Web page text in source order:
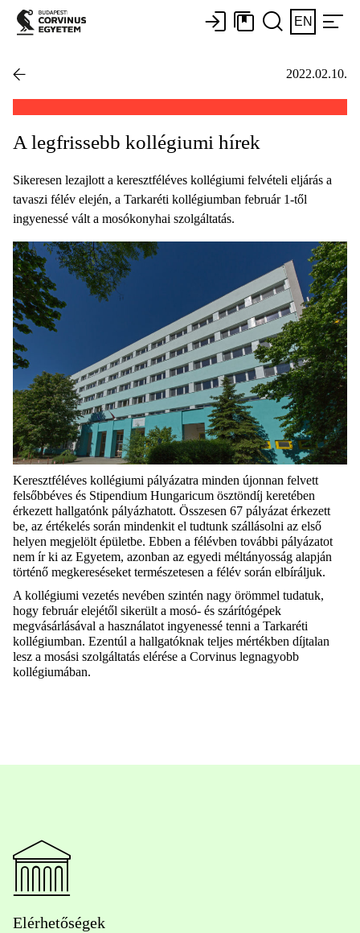
EN
2022.02.10.
A legfrissebb kollégiumi hírek
Sikeresen lezajlott a keresztféléves kollégiumi felvételi eljárás a
tavaszi félév elején, a Tarkaréti kollégiumban február 1-től
ingyenessé vált a mosókonyhai szolgáltatás.
Keresztféléves kollégiumi pályázatra minden újonnan felvett
felsőbbéves és Stipendium Hungaricum ösztöndíj keretében
érkezett hallgatónk pályázhatott. Összesen 67 pályázat érkezett
be, az értékelés során mindenkit el tudtunk szállásolni az első
helyen megjelölt épületbe. Ebben a félévben további pályázatot
nem ír ki az Egyetem, azonban az egyedi méltányosság alapján
történő megkereséseket természetesen a félév során elbíráljuk.
A kollégiumi vezetés nevében szintén nagy örömmel tudatuk,
hogy február elejétől sikerült a mosó- és szárítógépek
megvásárlásával a használatot ingyenessé tenni a Tarkaréti
kollégiumban. Ezentúl a hallgatóknak teljes mértékben díjtalan
lesz a mosási szolgáltatás elérése a Corvinus legnagyobb
kollégiumában.
Elérhetőségek